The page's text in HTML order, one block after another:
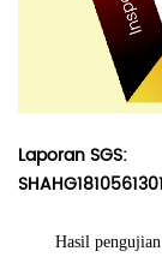
Hasil